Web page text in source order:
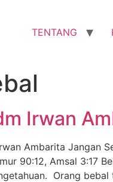
TENTANG
Irwan
Ambarita Jangan
90:12, Amsal 3:17
Orang